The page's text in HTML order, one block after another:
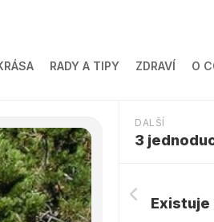
RADY A TIPY ZDRAVÍ O
DALŠÍ